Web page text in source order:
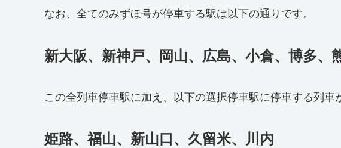
なお、全てのみずほ号が停車する駅は以下の通りです。
新大阪、新神戸、岡山、広島、小倉、博多、
この全列車停車駅に加え、以下の選択停車駅に停車する列車
姫路、福山、新山口、久留米、川内